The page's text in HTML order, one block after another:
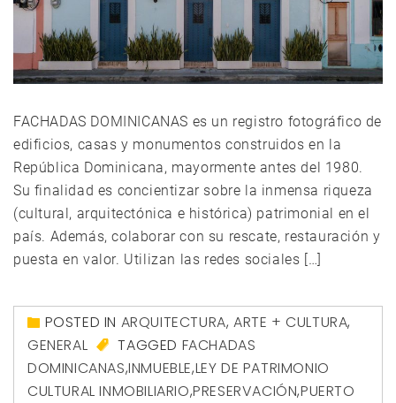
FACHADAS DOMINICANAS es un registro fotográfico de
edificios, casas y monumentos construidos en la
República Dominicana, mayormente antes del 1980.
Su finalidad es concientizar sobre la inmensa riqueza
(cultural, arquitectónica e histórica) patrimonial en el
país. Además, colaborar con su rescate, restauración y
puesta en valor. Utilizan las redes sociales […]
POSTED IN ARQUITECTURA,ARTE + CULTURA,
GENERAL
TAGGED FACHADAS
DOMINICANAS,INMUEBLE,LEY DE PATRIMONIO
CULTURAL INMOBILIARIO,PRESERVACIÓN,PUERTO